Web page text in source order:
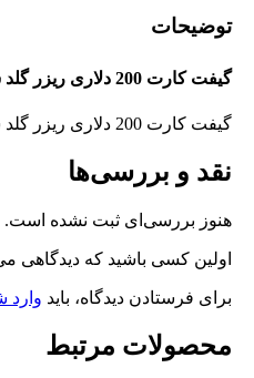
عدد
توضیحات
گیفت کارت 200 دلاری ریزر گلد سنگاپور
گیفت کارت 200 دلاری ریزر گلد سنگاپور – خرید ریزر گلد سنگاپور 200 دلاری – گیفت کارت 200 دلاری razer gold سنگاپور
نقد و بررسی‌ها
هنوز بررسی‌ای ثبت نشده است.
اولین کسی باشید که دیدگاهی می نویسد “گیفت
برای فرستادن دیدگاه، باید وارد
محصولات مرتبط